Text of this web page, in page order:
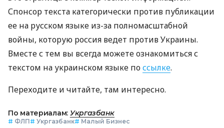
Спонсор текста категорически против публикации
ее на русском языке из-за полномасштабной
войны, которую россия ведет против Украины.
Вместе с тем вы всегда можете ознакомиться с
текстом на украинском языке поссылке.
Переходите и читайте, там интересно.
По материалам: Укргазбанк
# ФЛП# Укргазбанк# Малый Бизнес